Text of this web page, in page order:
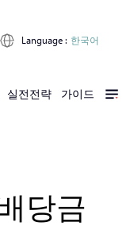
실전전략 가이드
Language : 한국어
당금